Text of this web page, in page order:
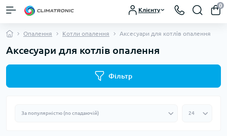
Клієнту
0
Опалення Котли опалення Аксесуари для котлів опалення
Аксесуари для котлів опалення
Фільтр